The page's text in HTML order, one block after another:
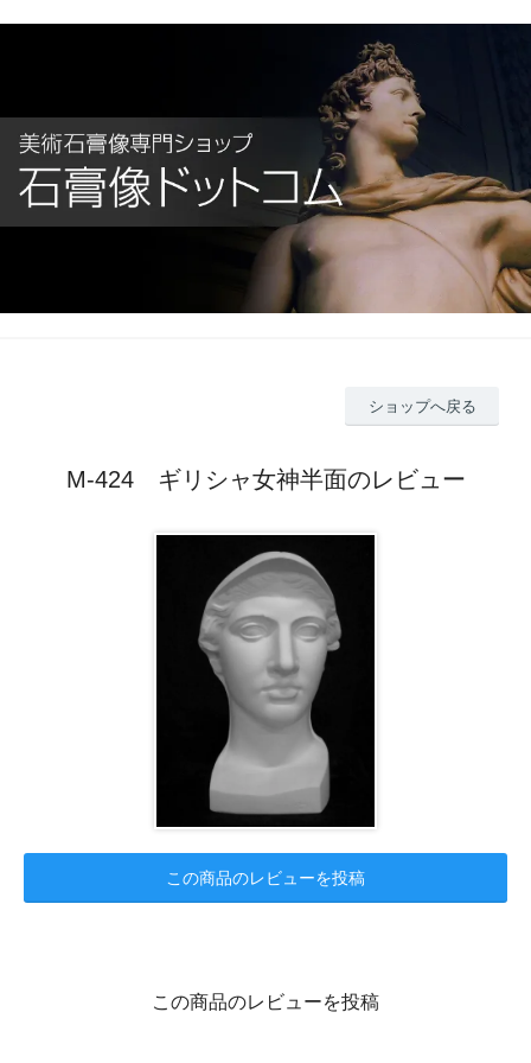
ショップへ戻る
M-424 ギリシャ女神半面のレビュー
この商品のレビューを投稿
この商品のレビューを投稿